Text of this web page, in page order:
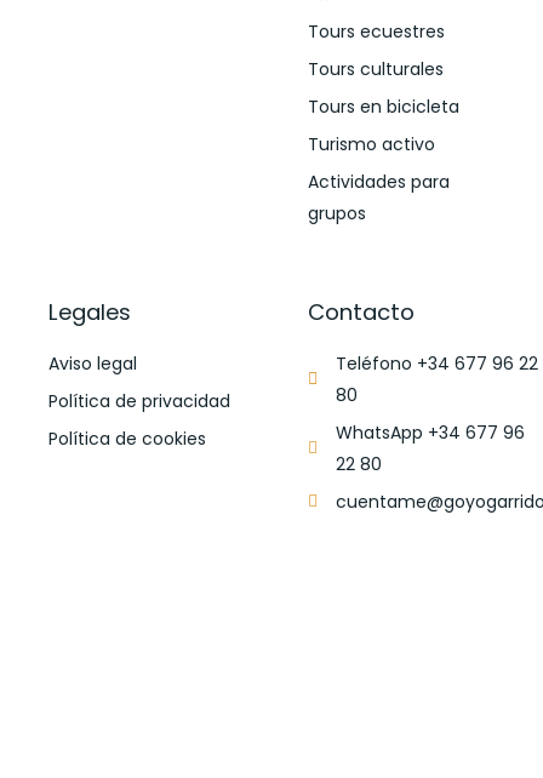
Tours ecuestres
Tours culturales
Tours en bicicleta
Turismo activo
Actividades para
grupos
Legales
Aviso legal
Política de privacidad
Política de cookies
Contacto
Teléfono +34 677 96 22
80
WhatsApp +34 677 96
22 80